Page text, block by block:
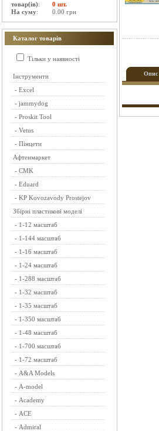
товар(ів):
0 шт.
На суму: 0.00 грн
Каталог товарів
Тільки у наявності
Інструменти
- Excel
- jammydog
- Proskit Tool
- Vetus
- Пінцети
Афтенмаркет
- CMK
- Eduard
- KP Kovozavody Prostejov
Збірні пластикові моделі
- 1-12 масштаб
- 1-144 масштаб
- 1-16 масштаб
- 1-24 масштаб
- 1-288 масштаб
- 1-32 масштаб
- 1-35 масштаб
- 1-350 масштаб
- 1-48 масштаб
- 1-700 масштаб
- 1-72 масштаб
- A&A Models
- A-model
- Academy
- ACE
- Admiral
Опис